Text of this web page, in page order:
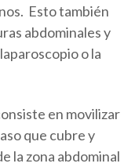
Esto también
abdominales y
o la
en movilizar
que cubre y
la zona abdominal